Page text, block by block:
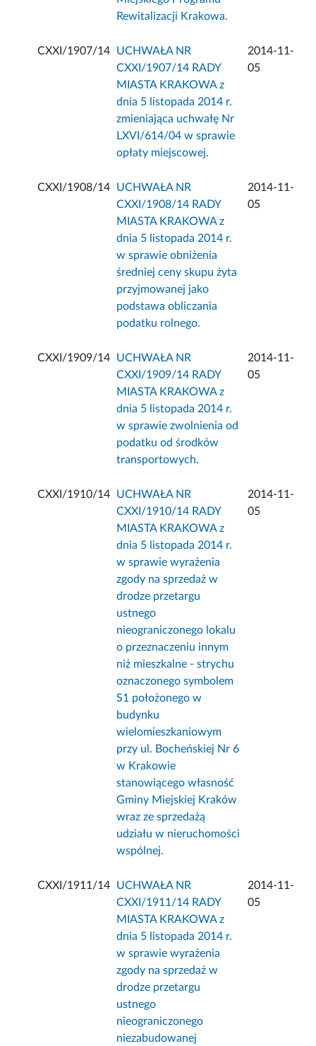
Rewitalizacji Krakowa.
CXXI/1907/14
UCHWAŁA NR
CXXI/1907/14 RADY
MIASTA KRAKOWA z
dnia 5 listopada 2014 r.
zmieniająca uchwałę Nr
LXVI/614/04 w sprawie
opłaty miejscowej.
2014-11-
05
CXXI/1908/14
UCHWAŁA NR
CXXI/1908/14 RADY
MIASTA KRAKOWA z
dnia 5 listopada 2014 r.
w sprawie obniżenia
średniej ceny skupu żyta
przyjmowanej jako
podstawa obliczania
podatku rolnego.
2014-11-
05
CXXI/1909/14
UCHWAŁA NR
CXXI/1909/14 RADY
MIASTA KRAKOWA z
dnia 5 listopada 2014 r.
w sprawie zwolnienia od
podatku od środków
transportowych.
2014-11-
05
CXXI/1910/14
UCHWAŁA NR
CXXI/1910/14 RADY
MIASTA KRAKOWA z
dnia 5 listopada 2014 r.
w sprawie wyrażenia
zgody na sprzedaż w
drodze przetargu
ustnego
nieograniczonego lokalu
o przeznaczeniu innym
niż mieszkalne - strychu
oznaczonego symbolem
S1 położonego w
budynku
wielomieszkaniowym
przy ul. Bocheńskiej Nr 6
w Krakowie
stanowiącego własność
Gminy Miejskiej Kraków
wraz ze sprzedażą
udziału w nieruchomości
wspólnej.
2014-11-
05
CXXI/1911/14
UCHWAŁA NR
CXXI/1911/14 RADY
MIASTA KRAKOWA z
dnia 5 listopada 2014 r.
w sprawie wyrażenia
zgody na sprzedaż w
drodze przetargu
ustnego
nieograniczonego
niezabudowanej
2014-11-
05